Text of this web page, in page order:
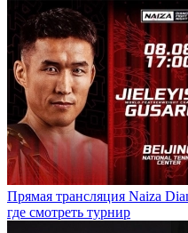
Прямая трансляция Naiza
где смотреть турнир